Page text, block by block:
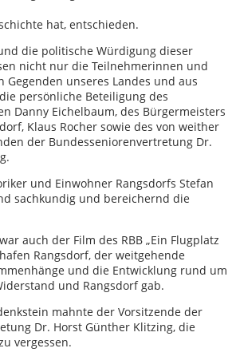
hat, entschieden.
die politische Würdigung dieser
nicht nur die Teilnehmerinnen und
Gegenden unseres Landes und aus
persönliche Beteiligung des
Danny Eichelbaum, des Bürgermeisters
Klaus Rocher sowie des von weither
der Bundesseniorenvertretung Dr.
und Einwohner Rangsdorfs Stefan
sachkundig und bereichernd die
auch der Film des RBB „Ein Flugplatz
Rangsdorf, der weitgehende
und die Entwicklung rund um
und Rangsdorf gab.
mahnte der Vorsitzende der
Dr. Horst Günther Klitzing, die
vergessen.